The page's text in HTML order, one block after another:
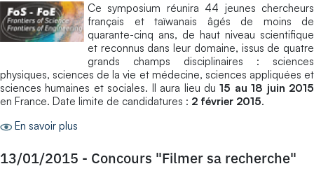
Ce symposium réunira 44 jeunes chercheurs
français et taïwanais âgés de moins de
quarante-cinq ans, de haut niveau scientifique
et reconnus dans leur domaine, issus de quatre
grands champs disciplinaires : sciences
physiques, sciences de la vie et médecine, sciences appliquées et
sciences humaines et sociales. Il aura lieu du15 au 18 juin 2015
en France. Date limite de candidatures : 2 février 2015.
En savoir plus
13/01/2015 - Concours "Filmer sa recherche"